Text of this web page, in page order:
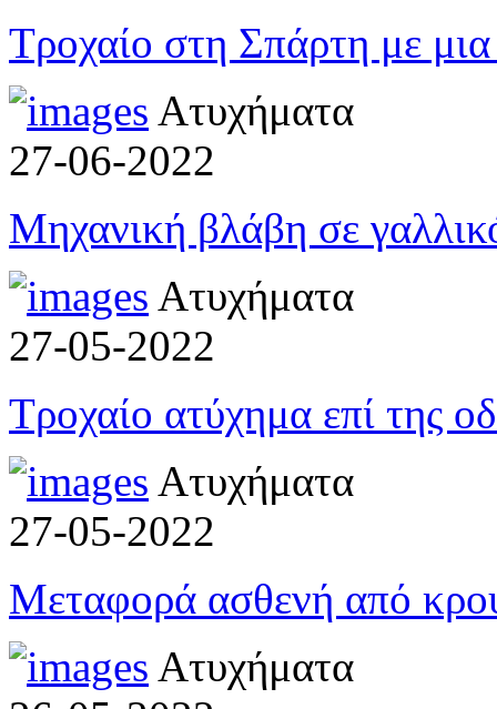
Τροχαίο στη Σπάρτη με
Ατυχήματα
27-06-2022
Μηχανική βλάβη σε
Ατυχήματα
27-05-2022
Τροχαίο ατύχημα επί της
Ατυχήματα
27-05-2022
Μεταφορά ασθενή από
Ατυχήματα